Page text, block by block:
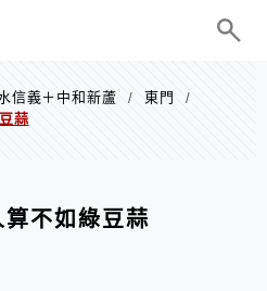
界走透透
信義＋中和新蘆 / 東門
/
蒜
算不如綠豆蒜